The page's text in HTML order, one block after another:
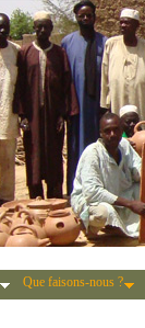
Que faisons-nous ?